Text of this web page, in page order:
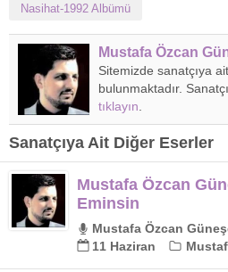
Nasihat-1992 Albümü
Mustafa Özcan
Sitemizde sanatçıya
bulunmaktadır.
tıklayın
Sanatçıya Ait Diğer Eserler
Mustafa Özcan
Eminsin
Mustafa Özcan
11 Haziran